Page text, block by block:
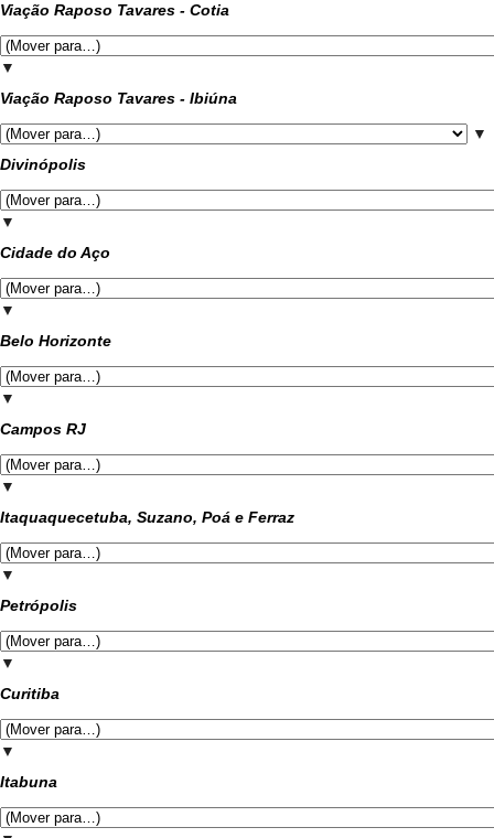
Viação Raposo Tavares - Cotia
▼
Viação Raposo Tavares - Ibiúna
▼
Divinópolis
▼
Cidade do Aço
▼
Belo Horizonte
▼
Campos RJ
▼
Itaquaquecetuba, Suzano, Poá e Ferraz
▼
Petrópolis
▼
Curitiba
▼
Itabuna